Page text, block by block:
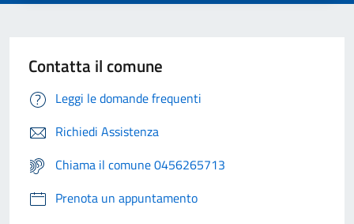
Contatta il comune
Leggi le domande frequenti
Richiedi Assistenza
Chiama il comune 0456265713
Prenota un appuntamento